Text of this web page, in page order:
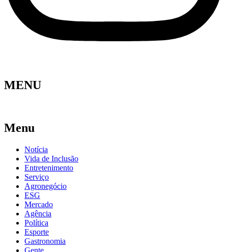
MENU
Menu
Notícia
Vida de Inclusão
Entretenimento
Serviço
Agronegócio
ESG
Mercado
Agência
Política
Esporte
Gastronomia